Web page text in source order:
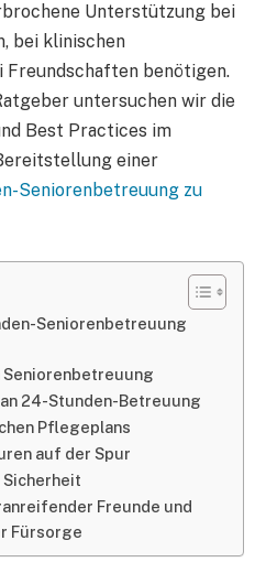
Unterstützung bei
bei klinischen
Freundschaften benötigen.
untersuchen wir die
Best Practices im
einer
Seniorenbetreuung zu
Seniorenbetreuung
24-Stunden-Betreuung
Pflegeplans
auf der Spur
Freunde und
Fürsorge